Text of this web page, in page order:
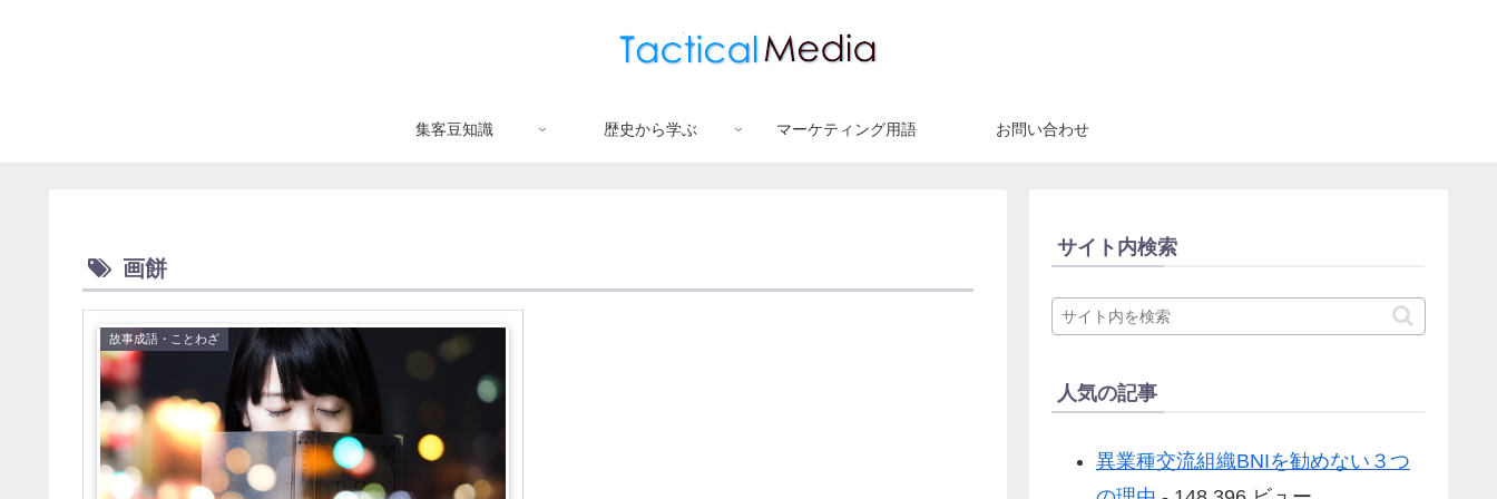
集客豆知識 歴史から学ぶ マーケティング用語 お問い合わせ
画餅
故事成語・ことわざ
サイト内検索
人気の記事
異業種交流組織BNIを勧めない３つ